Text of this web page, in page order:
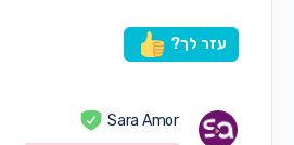
עזר לך?
Sara Amor